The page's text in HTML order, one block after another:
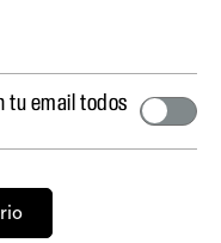
tu email todos